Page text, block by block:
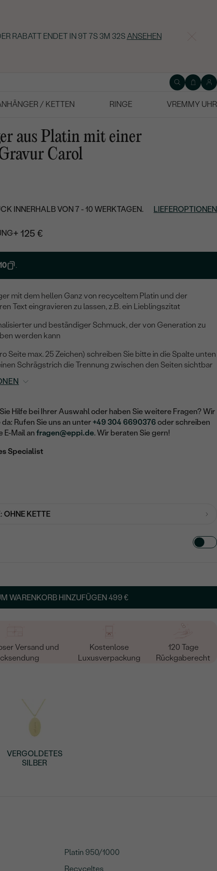
RABATT ENDET IN 9T 7S 3M 31S ANSEHEN
/ KETTEN RINGE
VREMMY UHR
aus Platin mit einer
Carol
INNERHALB VON 7 - 10 WERKTAGEN. LIEFEROPTIONEN
+ 125 €
.
mit dem hellen Ganz von recyceltem Platin und der
Text eingravieren zu lassen, z.B. ein Lieblingszitat
und beständiger Schmuck, der von Generation zu
werden kann
Seite max. 25 Zeichen) schreiben Sie bitte in die Spalte unten
Schrägstrich die Trennung zwischen den Seiten sichtbar
Hilfe bei Ihrer Auswahl oder haben Sie weitere Fragen? Wir
Rufen Sie uns an unter +49 304 6690376 oder schreiben
E-Mail anfragen@eppi.de. Wir beraten Sie gern!
Specialist
OHNE KETTE
WARENKORB HINZUFÜGEN499 €
Versand und
Kostenlose
Luxusverpackung
120 Tage
Rückgaberecht
VERGOLDETES
SILBER
Platin 950/1000
Recyceltes